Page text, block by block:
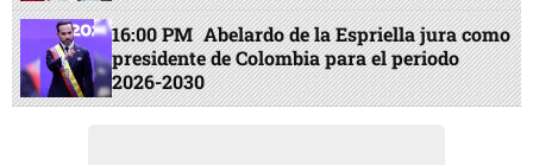
16:00 PM Abelardo de la Espriella jura como
presidente de Colombia para el periodo
2026-2030